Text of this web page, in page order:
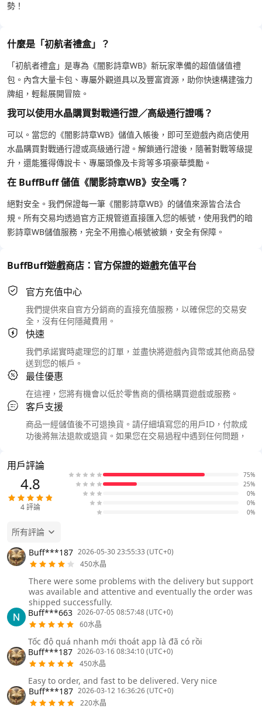
勢！
什麼是「初航者禮盒」？
「初航者禮盒」是專為《闇影詩章WB》新玩家準備的超值儲值禮
包。內含大量卡包、專屬外觀道具以及豐富資源，助你快速構建強力
牌組，輕鬆展開冒險。
我可以使用水晶購買對戰通行證／高級通行證嗎？
可以。當您的《闇影詩章WB》儲值入帳後，即可至遊戲內商店使用
水晶購買對戰通行證或高級通行證。解鎖通行證後，隨著對戰等級提
升，還能獲得傳說卡、專屬頭像及卡背等多項豪華獎勵。
在 BuffBuff 儲值《闇影詩章WB》安全嗎？
絕對安全。我們保證每一筆《闇影詩章WB》的儲值來源皆合法合
規。所有交易均透過官方正規管道直接匯入您的帳號，使用我們的暗
影詩章WB儲值服務，完全不用擔心帳號被鎖，安全有保障。
BuffBuff遊戲商店：官方保證的遊戲充值平台
官方充值中心
我們提供來自官方分銷商的直接充值服務，以確保您的交易安
全，沒有任何隱藏費用。
快速
我們承諾實時處理您的訂單，並盡快將遊戲內貨幣或其他商品發
送到您的帳戶。
最佳優惠
在這裡，您將有機會以低於零售商的價格購買遊戲或服務。
客戶支援
商品一經儲值後不可退換貨。請仔細填寫您的用戶ID，付款成
功後將無法退款或退貨。如果您在交易過程中遇到任何問題，
用戶評論
4.8
4評論
75%
25%
0%
0%
0%
所有評論
Buff***187 2026-05-30 23:55:33 (UTC+0)
450水晶
There were some problems with the delivery but support
was available and attentive and eventually the order was
shipped successfully.
Buff***663 2026-07-05 08:57:48 (UTC+0)
60水晶
Tốc độ quá nhanh mới thoát app là đã có rồi
Buff***187 2026-03-16 08:34:10 (UTC+0)
450水晶
Easy to order, and fast to be delivered. Very nice
Buff***187 2026-03-12 16:36:26 (UTC+0)
220水晶